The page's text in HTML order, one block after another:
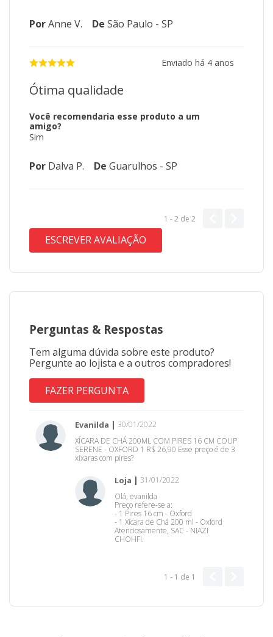
PorAnne V. De São Paulo - SP
Enviado há 4 anos
Ótima qualidade
Você recomendaria esse produto a um
amigo?
Sim
Por Dalva P. De Guarulhos - SP
1 - 2 de 2
ESCREVER AVALIAÇÃO
Perguntas & Respostas
Tem alguma dúvida sobre este produto?
Pergunte ao lojista e a outros compradores!
FAZER PERGUNTA
Evanilda
30/01/2022
XÍCARA DE CHÁ 200ML COM PIRES 16 CM COUP
SERENE - OXFORD 1 R$ 26,90 Esse preço é de 3
xixaras com pires?
Loja
31/01/2022
Olá, evanilda
Preço refere-se a:
- 1 Pires 16 cm - Oxford
- 1 Xícara de Chá 200 ml - Oxford
Atenciosamente, SAC - NIAZI
CHOHFI.
1 - 1 de 1